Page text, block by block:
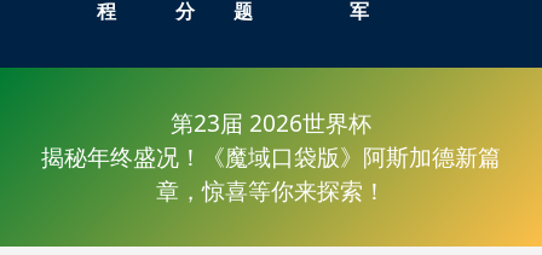
程
分
题
军
第23届 2026世界杯
揭秘年终盛况！《魔域口袋版》阿斯加德新篇
章，惊喜等你来探索！